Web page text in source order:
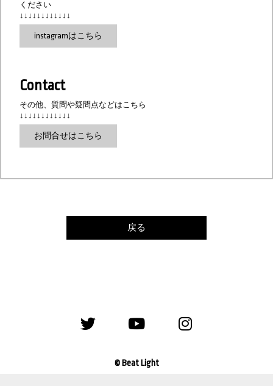
ください
↓↓↓↓↓↓↓↓↓↓↓↓
instagramはこちら
Contact
その他、質問や疑問点などはこちら
↓↓↓↓↓↓↓↓↓↓↓↓
お問合せはこちら
戻る
©️ Beat Light